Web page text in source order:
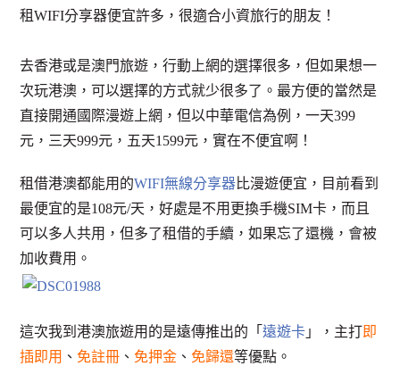
租WIFI分享器便宜許多，很適合小資旅行的朋友！
去香港或是澳門旅遊，行動上網的選擇很多，但如果想一
次玩港澳，可以選擇的方式就少很多了。最方便的當然是
直接開通國際漫遊上網，但以中華電信為例，一天399
元，三天999元，五天1599元，實在不便宜啊！
租借港澳都能用的WIFI無線分享器比漫遊便宜，目前看到
最便宜的是108元/天，好處是不用更換手機SIM卡，而且
可以多人共用，但多了租借的手續，如果忘了還機，會被
加收費用。
這次我到港澳旅遊用的是遠傳推出的「遠遊卡 」，主打即
插即用 、 免註冊 、 免押金 、 免歸還等優點。